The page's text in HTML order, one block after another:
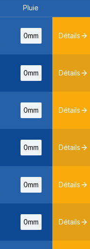
Pluie
0mm Détails
0mm Détails
0mm Détails
0mm Détails
0mm Détails
0mm Détails